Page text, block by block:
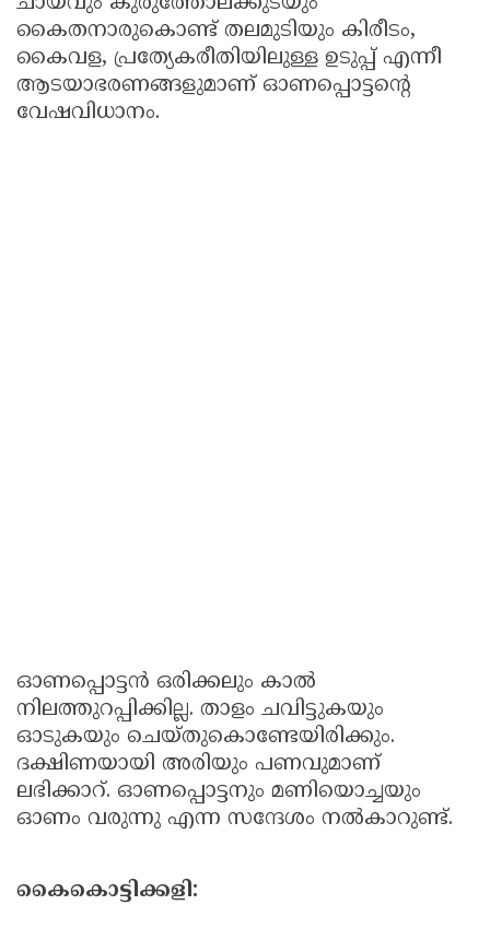
കൈതനാരുകൊണ്ട് തലമുടിയും കിരീടം,
കൈവള, പ്രത്യേകരീതിയിലുള്ള ഉടുപ്പ് എന്നീ
ആടയാഭരണങ്ങളുമാണ് ഓണപ്പൊട്ടന്റെ
വേഷവിധാനം.
ഓണപ്പൊട്ടന്‍ ഒരിക്കലും കാല്‍
നിലത്തുറപ്പിക്കില്ല. താളം ചവിട്ടുകയും
ഓടുകയും ചെയ്തുകൊണ്ടേയിരിക്കും.
ദക്ഷിണയായി അരിയും പണവുമാണ്
ലഭിക്കാറ്. ഓണപ്പൊട്ടനും മണിയൊച്ചയും
ഓണം വരുന്നു എന്ന സന്ദേശം നല്‍കാറുണ്ട്.
കൈകൊട്ടിക്കളി: